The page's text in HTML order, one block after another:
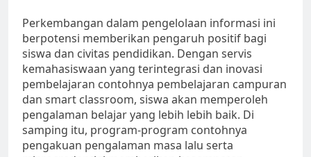
Perkembangan dalam pengelolaan informasi ini
berpotensi memberikan pengaruh positif bagi
siswa dan civitas pendidikan. Dengan servis
kemahasiswaan yang terintegrasi dan inovasi
pembelajaran contohnya pembelajaran campuran
dan smart classroom, siswa akan memperoleh
pengalaman belajar yang lebih lebih baik. Di
samping itu, program-program contohnya
pengakuan pengalaman masa lalu serta